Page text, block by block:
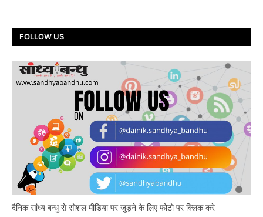
FOLLOW US
दैनिक सांध्य बन्धु से सोशल मीडिया पर जुड़ने के लिए फोटो पर क्लिक करे